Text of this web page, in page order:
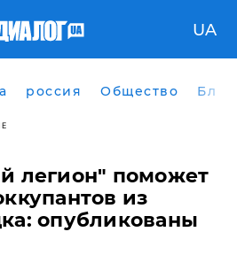
UA
россия Общество
легион" поможет
из
опубликованы